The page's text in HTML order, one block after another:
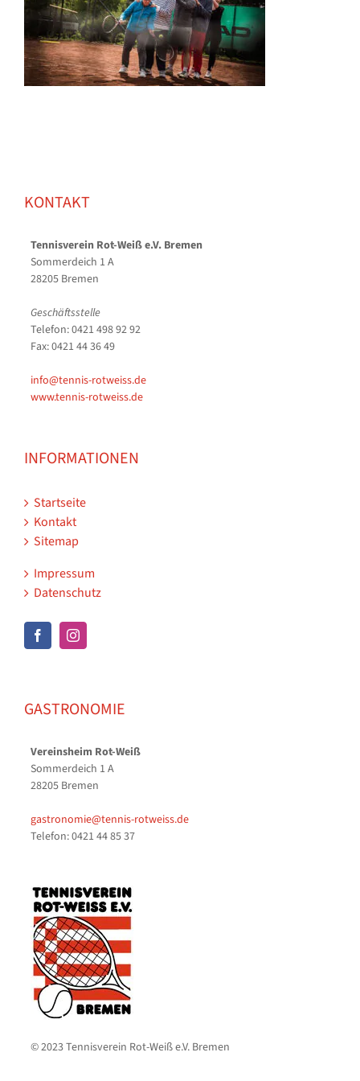
KONTAKT
Tennisverein Rot-Weiß e.V. Bremen
Sommerdeich 1 A
28205 Bremen
Geschäftsstelle
Telefon: 0421 498 92 92
Fax: 0421 44 36 49
info@tennis-rotweiss.de
www.tennis-rotweiss.de
INFORMATIONEN
Startseite
Kontakt
Sitemap
Impressum
Datenschutz
GASTRONOMIE
Vereinsheim Rot-Weiß
Sommerdeich 1 A
28205 Bremen
gastronomie@tennis-rotweiss.de
Telefon: 0421 44 85 37
© 2023 Tennisverein Rot-Weiß e.V. Bremen